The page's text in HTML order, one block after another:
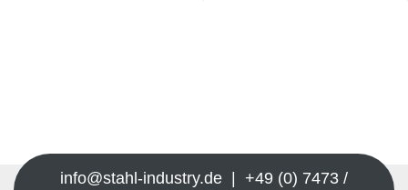
info@stahl-industry.de | +49 (0) 7473 /